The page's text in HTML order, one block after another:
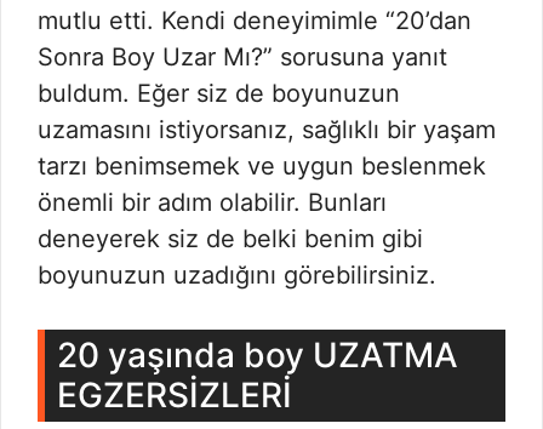
mutlu etti. Kendi deneyimimle “20’dan
Sonra Boy Uzar Mı?” sorusuna yanıt
buldum. Eğer siz de boyunuzun
uzamasını istiyorsanız, sağlıklı bir yaşam
tarzı benimsemek ve uygun beslenmek
önemli bir adım olabilir. Bunları
deneyerek siz de belki benim gibi
boyunuzun uzadığını görebilirsiniz.
20 yaşında boy UZATMA
EGZERSİZLERİ